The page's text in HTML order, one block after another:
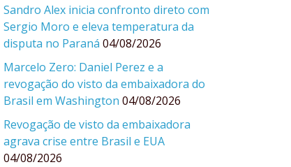
Sandro Alex inicia confronto direto com
Sergio Moro e eleva temperatura da
disputa no Paraná 04/08/2026
Marcelo Zero: Daniel Perez e a
revogação do visto da embaixadora do
Brasil em Washington 04/08/2026
Revogação de visto da embaixadora
agrava crise entre Brasil e EUA
04/08/2026